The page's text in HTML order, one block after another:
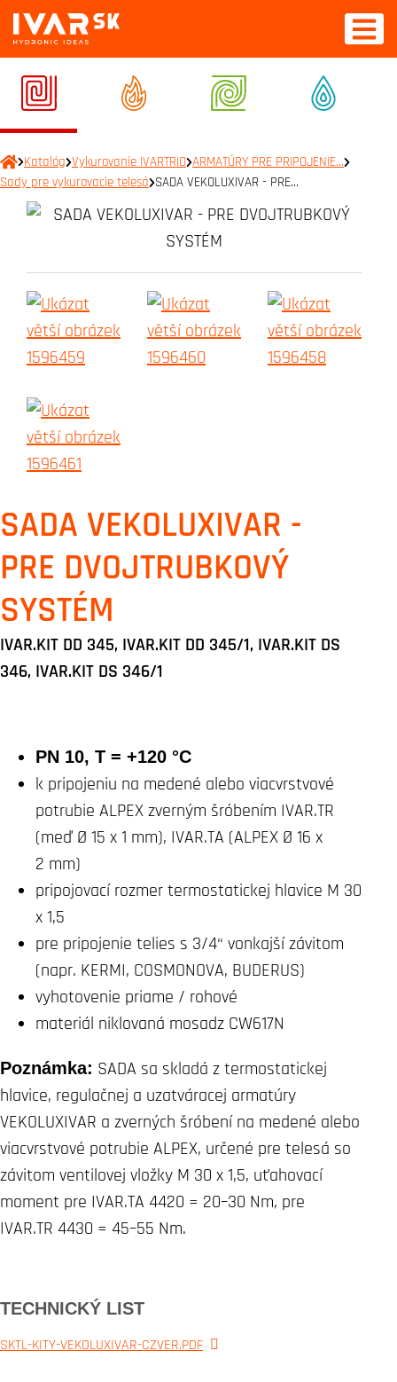
Katalóg Vykurovanie IVARTRIO ARMATÚRY PRE PRIPOJENIE…
Sady pre vykurovacie telesá SADA VEKOLUXIVAR - PRE…
SADA VEKOLUXIVAR -
PRE DVOJTRUBKOVÝ
SYSTÉM
IVAR.KIT DD 345, IVAR.KIT DD 345/1, IVAR.KIT DS
346, IVAR.KIT DS 346/1
PN 10, T = +120 °C
k pripojeniu na medené alebo viacvrstvové
potrubie ALPEX zverným šróbením IVAR.TR
(meď Ø 15 x 1 mm), IVAR.TA (ALPEX Ø 16 x
2 mm)
pripojovací rozmer termostatickej hlavice M 30
x 1,5
pre pripojenie telies s 3/4“ vonkajší závitom
(napr. KERMI, COSMONOVA, BUDERUS)
vyhotovenie priame / rohové
materiál niklovaná mosadz CW617N
Poznámka: SADA sa skladá z termostatickej
hlavice, regulačnej a uzatváracej armatúry
VEKOLUXIVAR a zverných šróbení na medené alebo
viacvrstvové potrubie ALPEX, určené pre telesá so
závitom ventilovej vložky M 30 x 1,5, uťahovací
moment pre IVAR.TA 4420 = 20–30 Nm, pre
IVAR.TR 4430 = 45–55 Nm.
TECHNICKÝ LIST
SKTL-KITY-VEKOLUXIVAR-CZVER.PDF